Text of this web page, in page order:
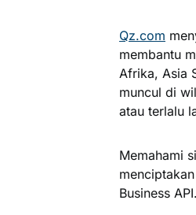
Qz.com
membantu
Afrika, Asia
muncul di
atau terlalu
Memahami
Business API.